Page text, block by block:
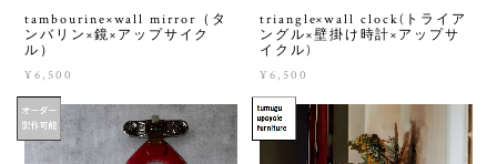
tambourine×wall mirror（タ
ンバリン×鏡×アップサイク
ル）
¥6,500
triangle×wall clock(トライア
ングル×壁掛け時計×アップサ
イクル)
¥6,500